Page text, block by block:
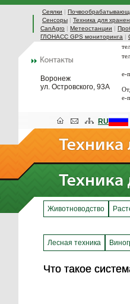
Сеялки |
Сенсоры | Техника для
CanAgro | Метеостанции |
ГЛОНАСС GPS мониторинга |
Воронеж
ул. Островского, 93А
e-
e-
RU
Животноводство
Лесная техника
Что такое
Что такое